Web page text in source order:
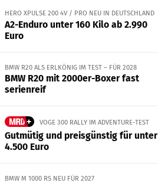
HERO XPULSE 200 4V / PRO NEU IN DEUTSCHLAND
A2-Enduro unter 160 Kilo ab 2.990
Euro
BMW R20 ALS ERLKÖNIG IM TEST – FÜR 2028
BMW R20 mit 2000er-Boxer fast
serienreif
VOGE 300 RALLY IM ADVENTURE-TEST
Gutmütig und preisgünstig für unter
4.500 Euro
BMW M 1000 RS NEU FÜR 2027